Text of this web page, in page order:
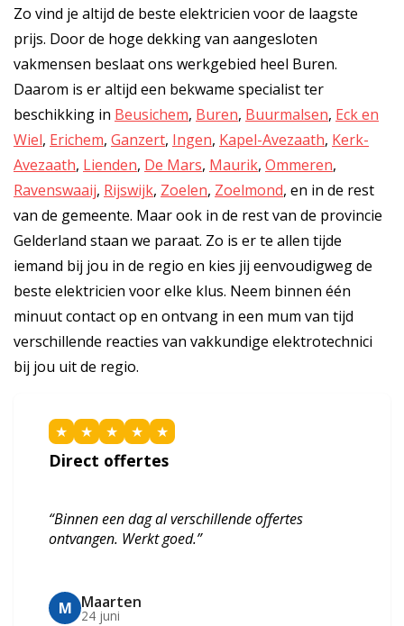
Zo vind je altijd de beste elektricien voor de laagste
prijs. Door de hoge dekking van aangesloten
vakmensen beslaat ons werkgebied heel Buren.
Daarom is er altijd een bekwame specialist ter
beschikking in Beusichem, Buren, Buurmalsen, Eck en
Wiel, Erichem, Ganzert, Ingen, Kapel-Avezaath, Kerk-
Avezaath, Lienden, De Mars, Maurik, Ommeren,
Ravenswaaij, Rijswijk, Zoelen, Zoelmond, en in de rest
van de gemeente. Maar ook in de rest van de provincie
Gelderland staan we paraat. Zo is er te allen tijde
iemand bij jou in de regio en kies jij eenvoudigweg de
beste elektricien voor elke klus. Neem binnen één
minuut contact op en ontvang in een mum van tijd
verschillende reacties van vakkundige elektrotechnici
bij jou uit de regio.
★ ★ ★ ★ ★
Direct offertes
“Binnen een dag al verschillende offertes
ontvangen. Werkt goed.”
M Maarten
24 juni